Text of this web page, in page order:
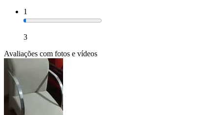
1
3
Avaliações com fotos e vídeos